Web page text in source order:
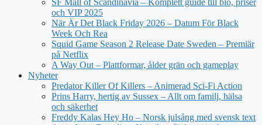
SF Mall of Scandinavia – Komplett guide till bio, priser
och VIP 2025
När Är Det Black Friday 2026 – Datum För Black
Week Och Rea
Squid Game Season 2 Release Date Sweden – Premiär
på Netflix
A Way Out – Plattformar, ålder grän och gameplay
Nyheter
Predator Killer Of Killers – Animerad Sci-Fi Action
Prins Harry, hertig av Sussex – Allt om familj, hälsa
och säkerhet
Freddy Kalas Hey Ho – Norsk julsång med svensk text